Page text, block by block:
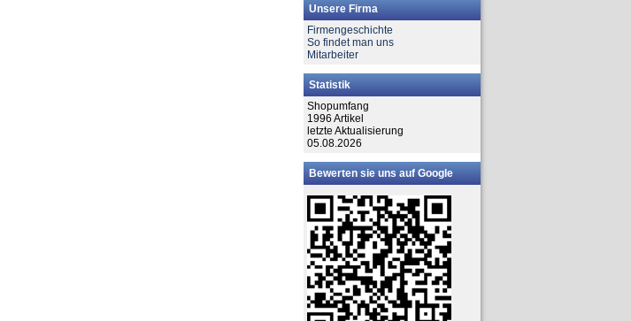
Unsere Firma
Firmengeschichte
So findet man uns
Mitarbeiter
Statistik
Shopumfang
1996 Artikel
letzte Aktualisierung
05.08.2026
Bewerten sie uns auf Google